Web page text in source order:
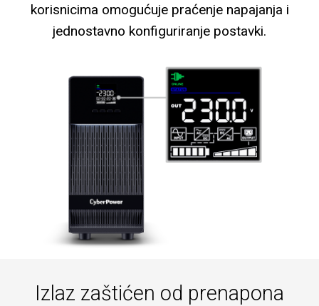
korisnicima omogućuje praćenje napajanja i
jednostavno konfiguriranje postavki.
Izlaz zaštićen od prenapona